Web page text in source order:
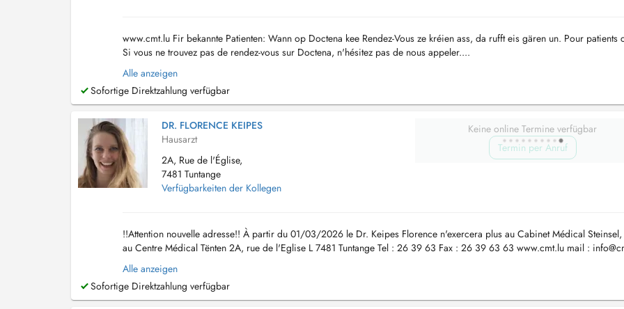
www.cmt.lu Fir bekannte Patienten: Wann op Doctena kee Rendez-Vous ze kréien ass, da rufft eis gären un. Pour patients
Si vous ne trouvez pas de rendez-vous sur Doctena, n'hésitez pas de nous appeler....
Alle anzeigen
Sofortige Direktzahlung verfügbar
DR. FLORENCE KEIPES
Hausarzt
2A, Rue de l'Église,
7481 Tuntange
Verfügbarkeiten der Kollegen
Keine online Termine verfügbar
Termin per Anruf
!!Attention nouvelle adresse!! À partir du 01/03/2026 le Dr. Keipes Florence n'exercera plus au Cabinet Médical
au Centre Médical Tënten 2A, rue de l'Eglise L 7481 Tuntange Tel : 26 39 63 Fax : 26 39 63 63 www.cmt.lu mail :
Dr Keipes remplace également le...
Alle anzeigen
Sofortige Direktzahlung verfügbar